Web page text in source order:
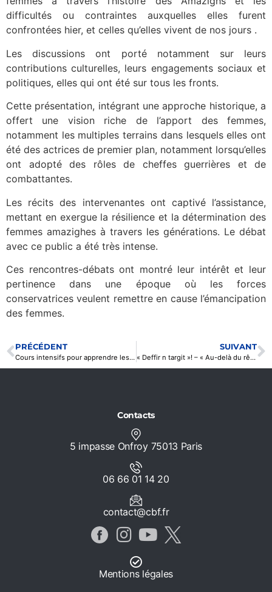
difficultés ou contraintes auxquelles elles furent
confrontées hier, et celles qu’elles vivent de nos jours .
Les discussions ont porté notamment sur leurs
contributions culturelles, leurs engagements sociaux et
politiques, elles qui ont été sur tous les fronts.
Cette présentation, intégrant une approche historique, a
offert une vision riche de l’apport des femmes,
notamment les multiples terrains dans lesquels elles ont
été des actrices de premier plan, notamment lorsqu’elles
ont adopté des rôles de cheffes guerrières et de
combattantes.
Les récits des intervenantes ont captivé l’assistance,
mettant en exergue la résilience et la détermination des
femmes amazighes à travers les générations. Le débat
avec ce public a été très intense.
Ces rencontres-débats ont montré leur intérêt et leur
pertinence dans une époque où les forces
conservatrices veulent remettre en cause l’émancipation
des femmes.
PRÉCÉDENT
Cours intensifs pour apprendre les langues berbères
SUIVANT
« Deffir n targit »! – « Au-delà du rêve! » Théâtre en langue kabyle
Contacts
5 impasse Onfroy 75013 Paris
06 66 01 14 20
contact@cbf.fr
Mentions légales